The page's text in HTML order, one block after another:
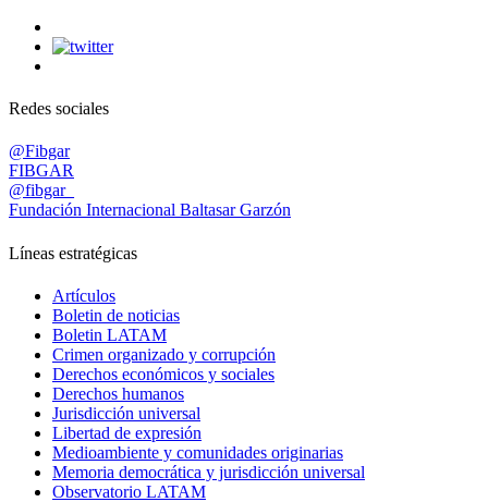
Redes sociales
@Fibgar
FIBGAR
@fibgar_
Fundación Internacional Baltasar Garzón
Líneas estratégicas
Artículos
Boletin de noticias
Boletin LATAM
Crimen organizado y corrupción
Derechos económicos y sociales
Derechos humanos
Jurisdicción universal
Libertad de expresión
Medioambiente y comunidades originarias
Memoria democrática y jurisdicción universal
Observatorio LATAM